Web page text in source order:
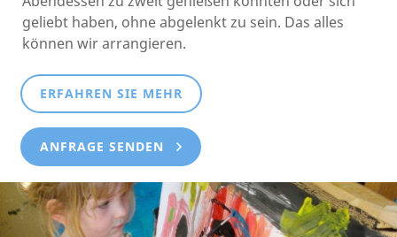
geliebt haben, ohne abgelenkt zu sein. Das alles
können wir arrangieren.
ERFAHREN SIE MEHR
ANFRAGE SENDEN